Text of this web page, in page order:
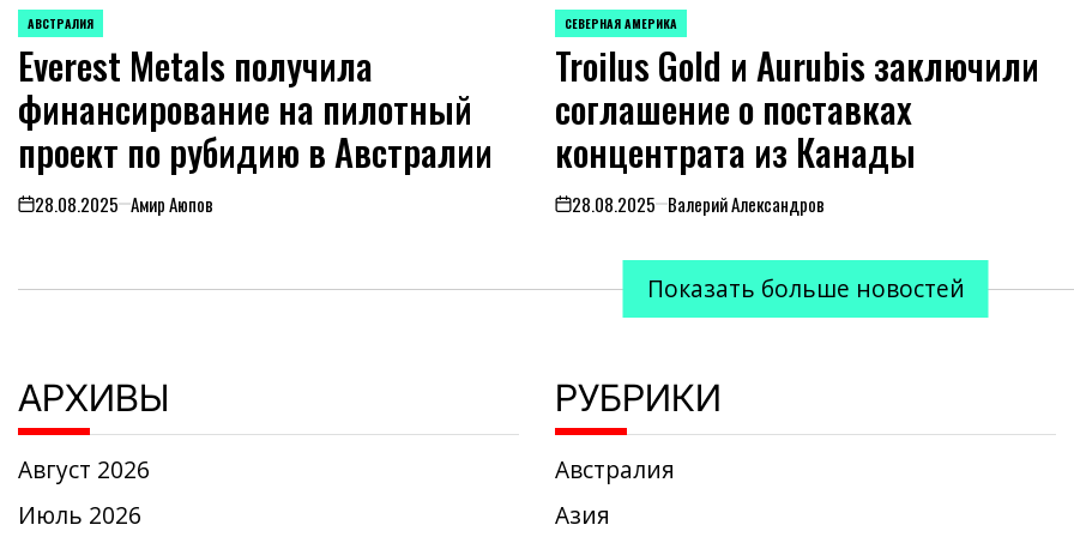
ОПУБЛИКОВАНО
В
АВСТРАЛИЯ
Everest Metals получила
финансирование на пилотный
проект по рубидию в Австралии
on28.08.2025 Амир Аюпов
ОПУБЛИКОВАНО
В
СЕВЕРНАЯ АМЕРИКА
Troilus Gold и Aurubis заключили
соглашение о поставках
концентрата из Канады
on28.08.2025 Валерий Александров
Показать больше новостей
АРХИВЫ
Август 2026
Июль 2026
РУБРИКИ
Австралия
Азия